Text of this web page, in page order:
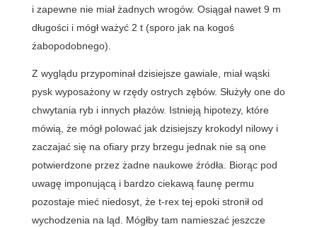
i zapewne nie miał żadnych wrogów. Osiągał nawet 9 m
długości i mógł ważyć 2 t (sporo jak na kogoś
żabopodobnego).
Z wyglądu przypominał dzisiejsze gawiale, miał wąski
pysk wyposażony w rzędy ostrych zębów. Służyły one do
chwytania ryb i innych płazów. Istnieją hipotezy, które
mówią, że mógł polować jak dzisiejszy krokodyl nilowy i
zaczajać się na ofiary przy brzegu jednak nie są one
potwierdzone przez żadne naukowe źródła. Biorąc pod
uwagę imponującą i bardzo ciekawą faunę permu
pozostaje mieć niedosyt, że t-rex tej epoki stronił od
wychodzenia na ląd. Mógłby tam namieszać jeszcze